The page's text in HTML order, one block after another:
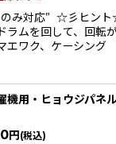
み対応” ☆彡ヒント
ラムを回して、
エワク、ケーシング
機用・ヒョウジパネ
円 (税込)